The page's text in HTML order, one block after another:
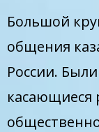
Большой
общения
России.
касающиеся